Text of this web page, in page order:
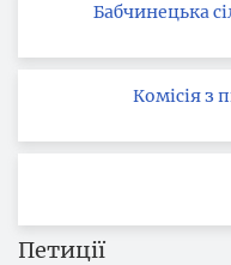
Бабчинецька
Комісія з
Петиції